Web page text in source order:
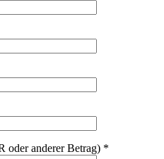
oder anderer Betrag) *